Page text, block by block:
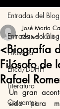
Entradas del Blog
Filosofía
Ética/DDHH
Literatura
Cervantes
Entradas del Blog
<Biografía
Filósofo de
Rafael
José María
26 oct 2018
Un gran
sido para